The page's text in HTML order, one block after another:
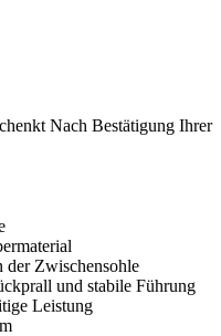
Nach Bestätigung Ihrer
der Zwischensohle
und stabile Führung
Leistung